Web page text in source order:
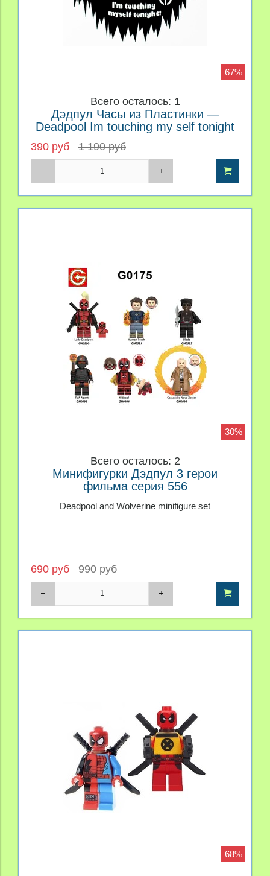
67%
Всего осталось: 1
Дэдпул Часы из Пластинки —
Deadpool Im touching my self tonight
390 руб 1 190 руб
30%
Всего осталось: 2
Минифигурки Дэдпул 3 герои
фильма серия 556
Deadpool and Wolverine minifigure set
690 руб 990 руб
68%